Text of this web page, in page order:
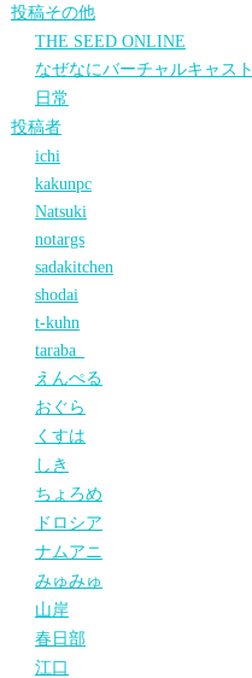
投稿その他
THE SEED ONLINE
なぜなにバーチャルキャスト
日常
投稿者
ichi
kakunpc
Natsuki
notargs
sadakitchen
shodai
t-kuhn
taraba_
えんぺる
おぐら
くすは
しき
ちょろめ
ドロシア
ナムアニ
みゅみゅ
山岸
春日部
江口